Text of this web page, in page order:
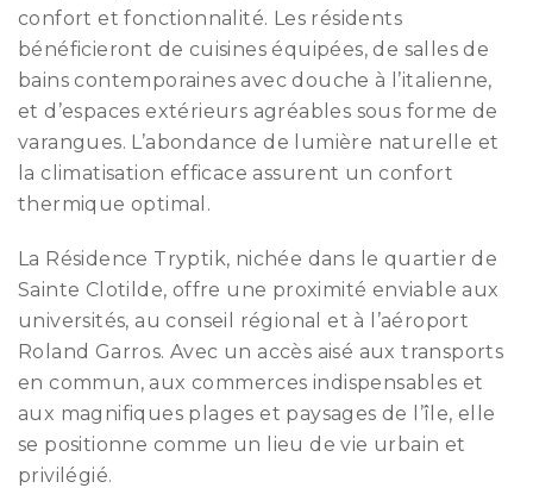
confort et fonctionnalité. Les résidents
bénéficieront de cuisines équipées, de salles de
bains contemporaines avec douche à l’italienne,
et d’espaces extérieurs agréables sous forme de
varangues. L’abondance de lumière naturelle et
la climatisation efficace assurent un confort
thermique optimal.
La Résidence Tryptik, nichée dans le quartier de
Sainte Clotilde, offre une proximité enviable aux
universités, au conseil régional et à l’aéroport
Roland Garros. Avec un accès aisé aux transports
en commun, aux commerces indispensables et
aux magnifiques plages et paysages de l’île, elle
se positionne comme un lieu de vie urbain et
privilégié.